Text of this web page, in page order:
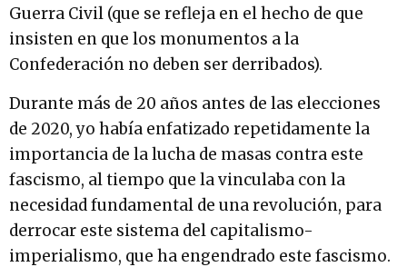
Guerra Civil (que se refleja en el hecho de que
insisten en que los monumentos a la
Confederación no deben ser derribados).
Durante más de 20 años antes de las elecciones
de 2020, yo había enfatizado repetidamente la
importancia de la lucha de masas contra este
fascismo, al tiempo que la vinculaba con la
necesidad fundamental de una revolución, para
derrocar este sistema del capitalismo-
imperialismo, que ha engendrado este fascismo.